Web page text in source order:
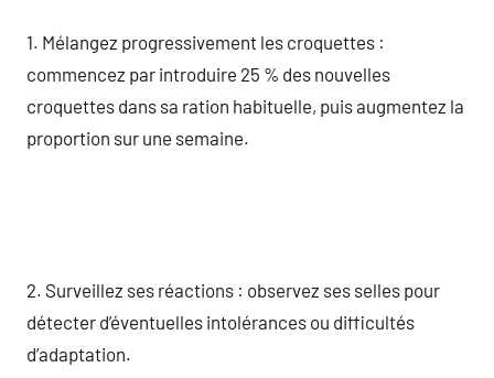
1. Mélangez progressivement les croquettes :
commencez par introduire 25 % des nouvelles
croquettes dans sa ration habituelle, puis augmentez la
proportion sur une semaine.
2. Surveillez ses réactions : observez ses selles pour
détecter d’éventuelles intolérances ou difficultés
d’adaptation.